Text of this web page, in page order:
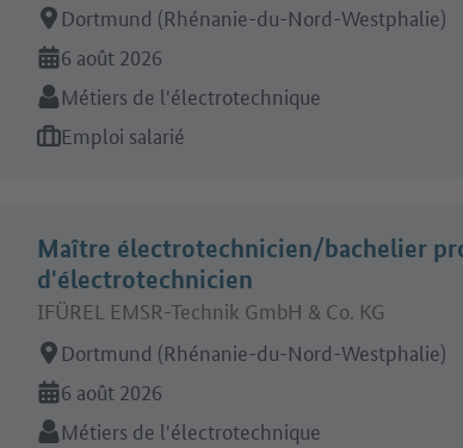
Lieu de travail:
Dortmund (Rhénanie-du-Nord-Westphalie)
En ligne depuis:
6 août 2026
Secteur:
Métiers de l'électrotechnique
Type d'offre d'emploi:
Emploi salarié
Maître électrotechnicien/bachelier
d'électrotechnicien
IFÜREL EMSR-Technik GmbH & Co. KG
Lieu de travail:
Dortmund (Rhénanie-du-Nord-Westphalie)
En ligne depuis:
6 août 2026
Secteur:
Métiers de l'électrotechnique